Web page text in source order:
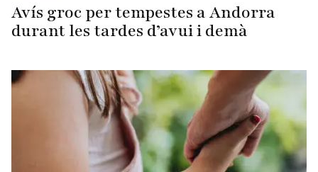
Avís groc per tempestes a Andorra
durant les tardes d’avui i demà